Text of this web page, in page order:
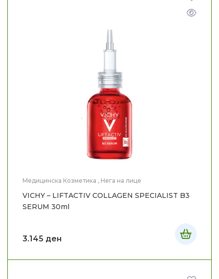
Медицинска Козметика , Нега на лице
VICHY – LIFTACTIV COLLAGEN SPECIALIST B3
SERUM 30ml
3.145 ден